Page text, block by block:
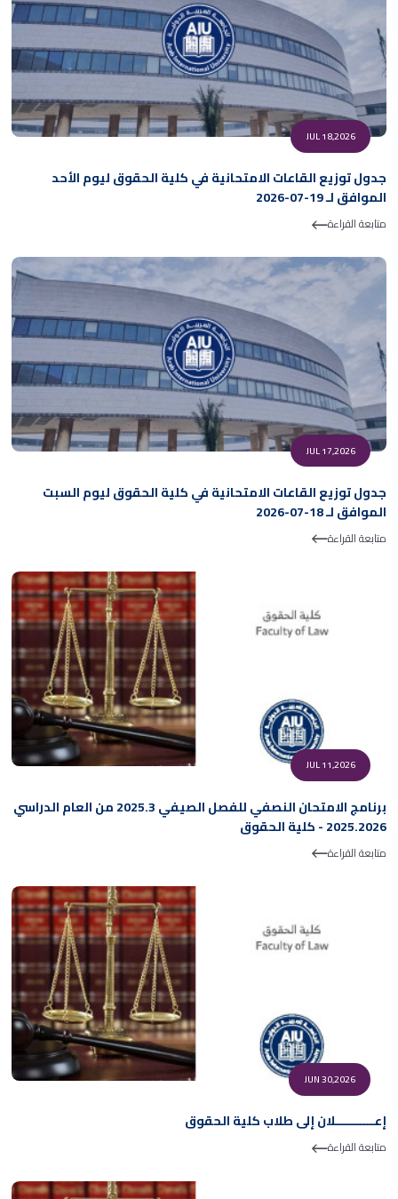
JUL 18,2026
جدول توزيع القاعات الامتحانية في كلية الحقوق ليوم الأحد
الموافق لـ 19-07-2026
متابعة القراءة
JUL 17,2026
جدول توزيع القاعات الامتحانية في كلية الحقوق ليوم السبت
الموافق لـ 18-07-2026
متابعة القراءة
JUL 11,2026
برنامج الامتحان النصفي للفصل الصيفي 2025.3 من العام الدراسي
2025.2026 - كلية الحقوق
متابعة القراءة
JUN 30,2026
إعـــــــــــلان إلى طلاب كلية الحقوق
متابعة القراءة